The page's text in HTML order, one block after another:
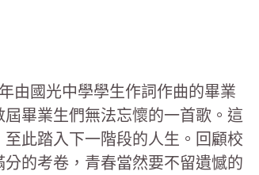
由國光中學學生作詞作曲的畢業
畢業生們無法忘懷的一首歌。這
此踏入下一階段的人生。回顧校
的考卷，青春當然要不留遺憾的